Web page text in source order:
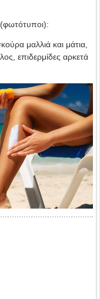
(φωτότυποι):
μαλλιά και μάτια,
επιδερμίδες αρκετά